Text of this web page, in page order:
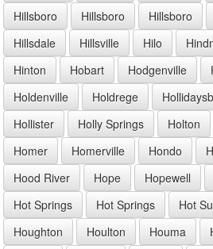
Hillsboro
Hillsboro Hillsboro
Hillsdale
Hillsville Hilo
Hinton
Hobart Hodgenville
Holdenville
Holdrege
Hollister
Holly Springs Holton
Homer
Homerville Hondo
Hood River
Hope Hopewell
Hot Springs
Hot Springs
Hot
Houghton
Houlton Houma